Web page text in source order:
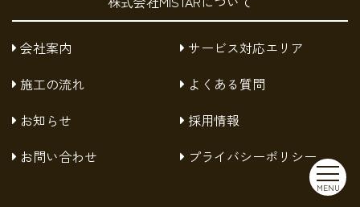
MENU
会社案内
サービス対応エリア
施工の流れ
よくある質問
お知らせ
採用情報
お問い合わせ
プライバシーポリシー